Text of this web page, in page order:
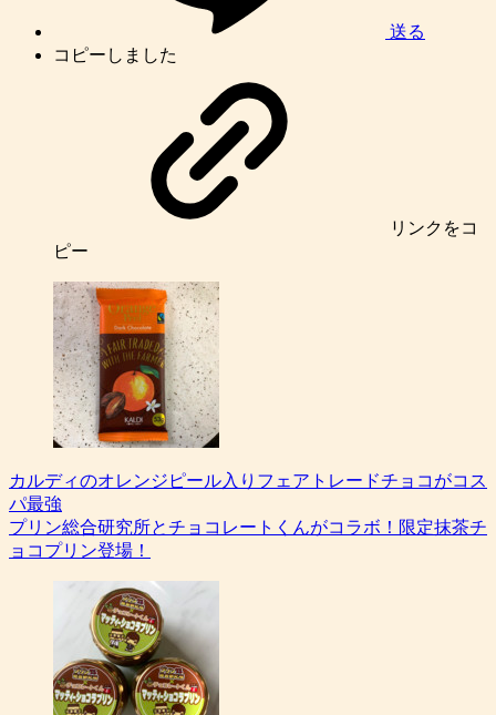
送る
コピーしました
リンク をコ
ピー
カルディのオレンジピール入りフェアトレードチョコがコス
パ最強
プリン総合研究所とチョコレートくんがコラボ！限定抹茶チ
ョコプリン登場！